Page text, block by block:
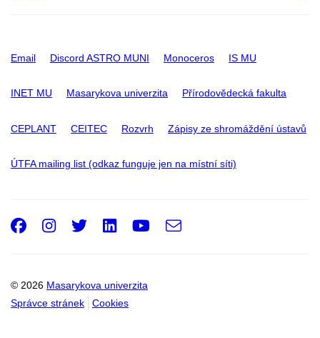
Email Discord ASTRO MUNI Monoceros IS MU
INET MU Masarykova univerzita Přírodovědecká fakulta
CEPLANT CEITEC Rozvrh Zápisy ze shromáždění ústavů
ÚTFA mailing list (odkaz funguje jen na místní síti)
© 2026 Masarykova univerzita
Správce stránek
Cookies
Facebook
Instagram
Twitter
LinkedIn
Youtube
e-